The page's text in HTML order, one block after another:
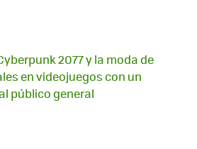
2077 y la moda de
en videojuegos con un
público general